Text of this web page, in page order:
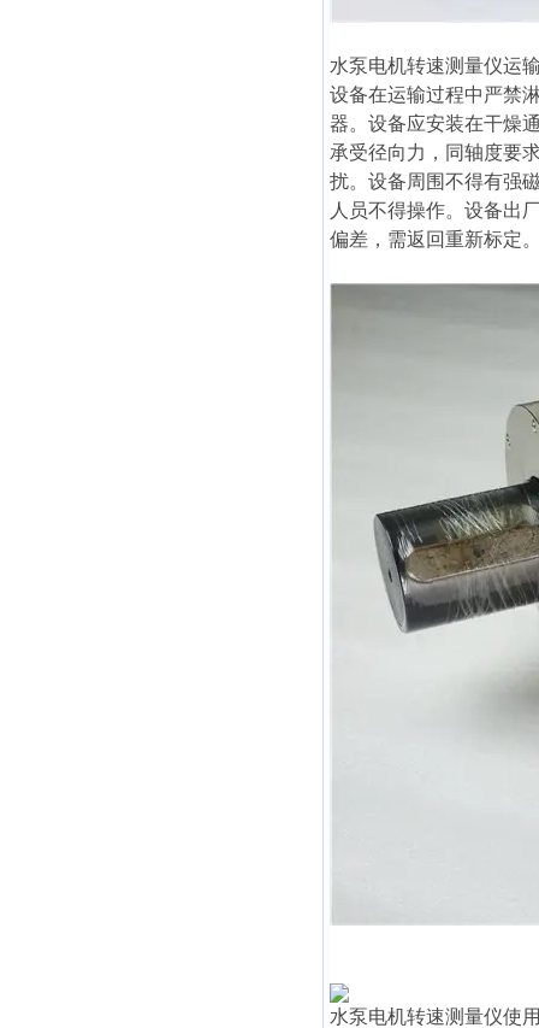
水泵电机转速测量仪运
设备在运输过程中严禁
器。设备应安装在干燥
承受径向力，同轴度要
扰。设备周围不得有强
人员不得操作。设备出
偏差，需返回重新标定
水泵电机转速测量仪使